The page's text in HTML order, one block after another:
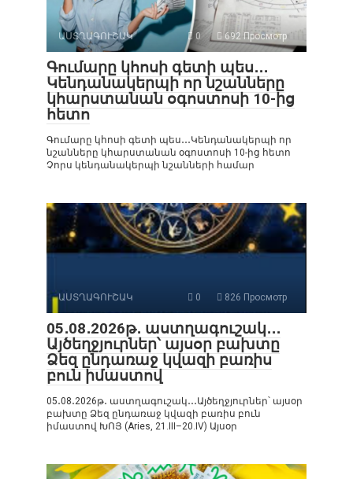
ԱՍՏՂԱԳՈՒՇԱԿ 0 692 Просмотр
Գումարը կհոսի գետի պես․․․
Կենդանակերպի որ նշանները
կհարստանան օգոստոսի 10-ից
հետո
Գումարը կհոսի գետի պես․․․Կենդանակերպի որ
նշանները կհարստանան օգոստոսի 10-ից հետո
Չորս կենդանակերպի նշանների համար
ԱՍՏՂԱԳՈՒՇԱԿ 0 826 Просмотр
05․08․2026թ․ աստղագուշակ․․․
Այծեղջյուրներ՝ այսօր բախտը
Ձեզ ընդառաջ կվազի բառիս
բուն իմաստով
05․08․2026թ․ աստղագուշակ․․․Այծեղջյուրներ՝ այսօր
բախտը Ձեզ ընդառաջ կվազի բառիս բուն
իմաստով ԽՈՅ (Aries, 21.III–20.IV) Այսօր